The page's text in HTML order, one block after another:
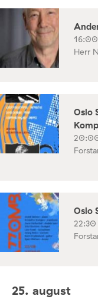
Herr
Oslo
Oslo
25. august